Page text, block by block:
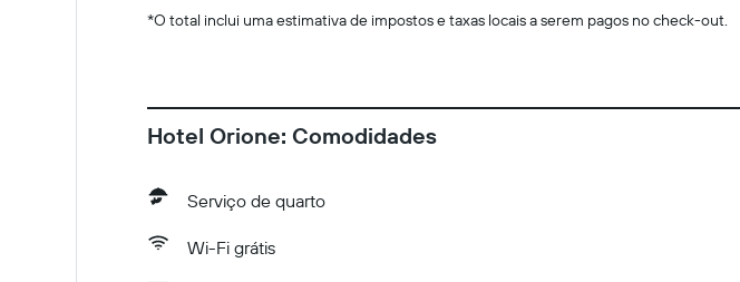
*O total inclui uma estimativa de impostos e taxas locais a serem pagos no check-out.
Hotel Orione: Comodidades
Serviço de quarto
Wi-Fi grátis